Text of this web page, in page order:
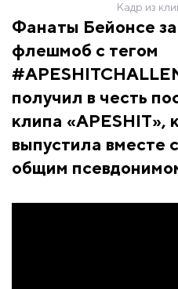
Кадр из
Фанаты Бейонсе
флешмоб с тегом
получил в честь
клипа «APESHIT»,
выпустила вместе
общим